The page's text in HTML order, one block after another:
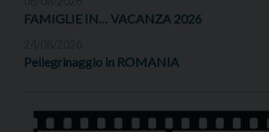
FAMIGLIE IN… VACANZA 2026
Pellegrinaggio in ROMANIA